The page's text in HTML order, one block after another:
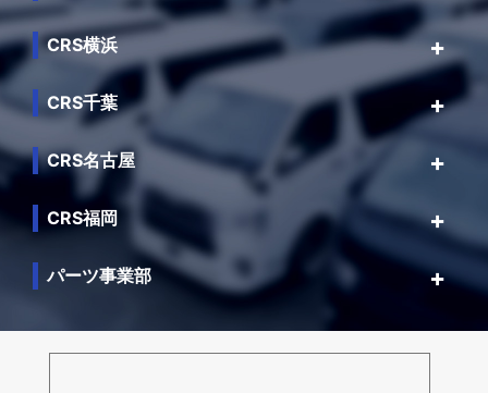
CRS横浜
CRS千葉
CRS名古屋
CRS福岡
パーツ事業部